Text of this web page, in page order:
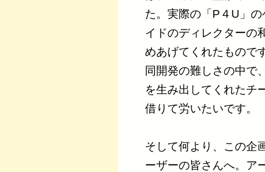
た。実際の「P４U」
イドのディレクターの
めあげてくれたもので
同開発の難しさの中で
を生み出してくれたチ
借りて労いたいです。
そして何より、この企
ーザーの皆さんへ。ア